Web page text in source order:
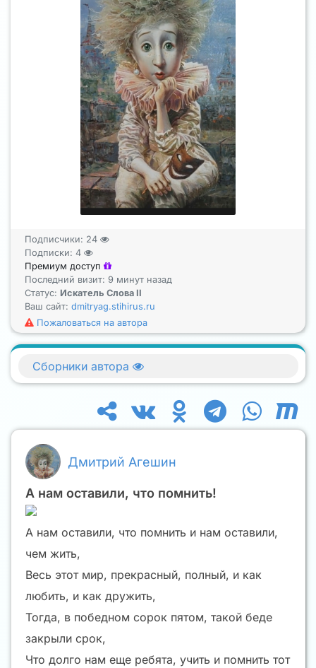
Подписчики: 24
Подписки: 4
Премиум доступ
Последний визит: 9 минут назад
Статус: Искатель Слова II
Ваш сайт: dmitryag.stihirus.ru
Пожаловаться на автора
Дмитрий Агешин
А нам оставили, что помнить!
А нам оставили, что помнить и нам оставили,
чем жить,
Весь этот мир, прекрасный, полный, и как
любить, и как дружить,
Тогда, в победном сорок пятом, такой беде
закрыли срок,
Что долго нам еще ребята, учить и помнить тот
Сборники автора